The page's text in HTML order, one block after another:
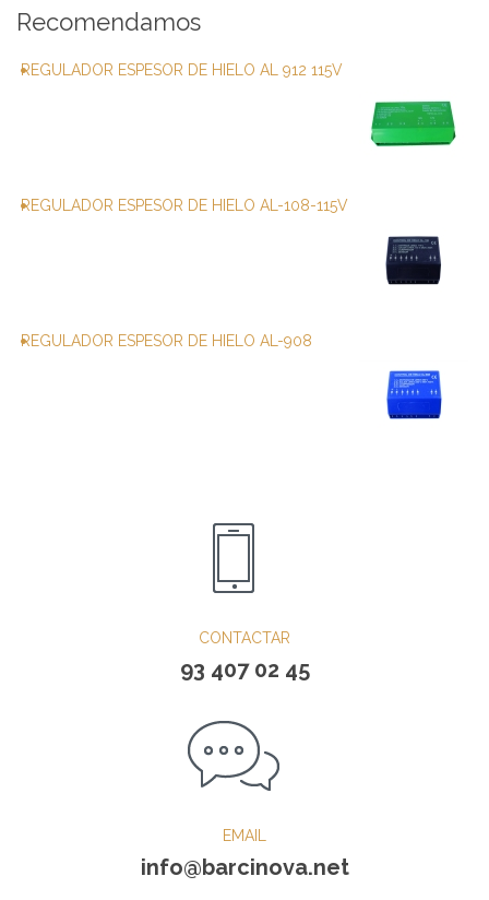
Recomendamos
REGULADOR ESPESOR DE HIELO AL 912 115V
REGULADOR ESPESOR DE HIELO AL-108-115V
REGULADOR ESPESOR DE HIELO AL-908
CONTACTAR
93 407 02 45
EMAIL
info@barcinova.net